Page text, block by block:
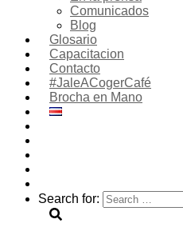
Comunicados
Blog
Glosario
Capacitacion
Contacto
#JaleACogerCafé
Brocha en Mano
Search for: